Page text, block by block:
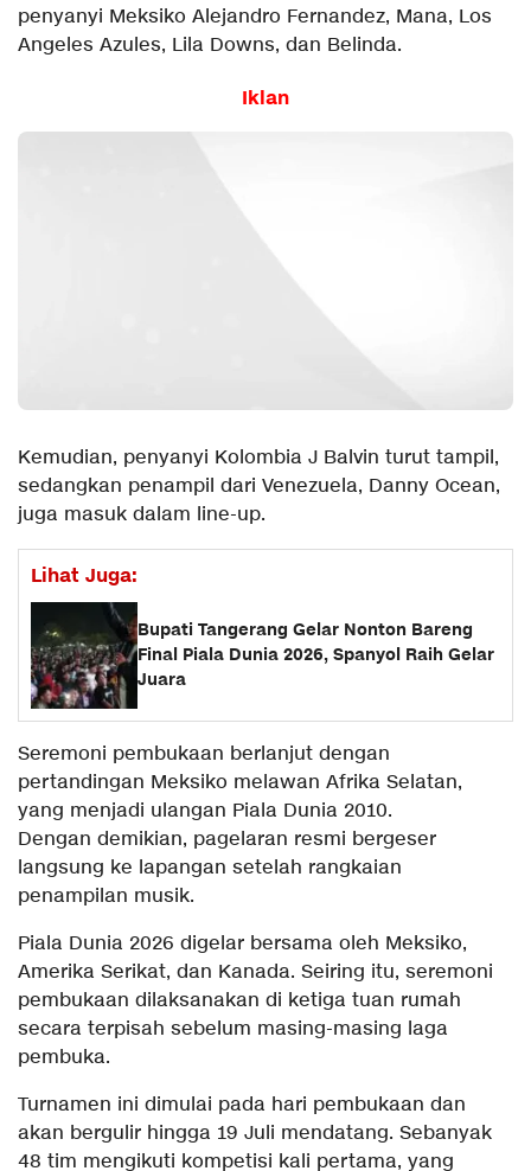
penyanyi Meksiko Alejandro Fernandez, Mana, Los
Angeles Azules, Lila Downs, dan Belinda.
Iklan
Kemudian, penyanyi Kolombia J Balvin turut tampil,
sedangkan penampil dari Venezuela, Danny Ocean,
juga masuk dalam line-up.
Lihat Juga:
Bupati Tangerang Gelar Nonton Bareng
Final Piala Dunia 2026, Spanyol Raih Gelar
Juara
Seremoni pembukaan berlanjut dengan
pertandingan Meksiko melawan Afrika Selatan,
yang menjadi ulangan Piala Dunia 2010.
Dengan demikian, pagelaran resmi bergeser
langsung ke lapangan setelah rangkaian
penampilan musik.
Piala Dunia 2026 digelar bersama oleh Meksiko,
Amerika Serikat, dan Kanada. Seiring itu, seremoni
pembukaan dilaksanakan di ketiga tuan rumah
secara terpisah sebelum masing-masing laga
pembuka.
Turnamen ini dimulai pada hari pembukaan dan
akan bergulir hingga 19 Juli mendatang. Sebanyak
48 tim mengikuti kompetisi kali pertama, yang